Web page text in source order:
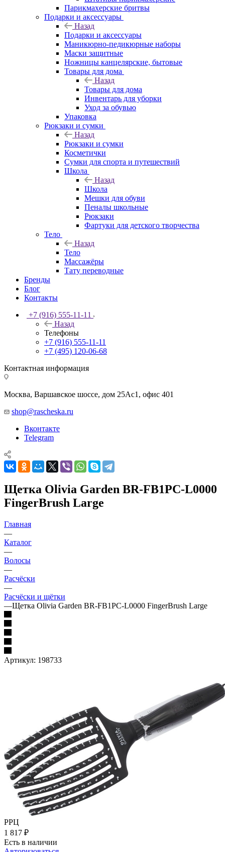
Парикмахерские бритвы
Подарки и аксессуары
Назад
Подарки и аксессуары
Маникюрно-педикюрные наборы
Маски защитные
Ножницы канцелярские, бытовые
Товары для дома
Назад
Товары для дома
Инвентарь для уборки
Уход за обувью
Упаковка
Рюкзаки и сумки
Назад
Рюкзаки и сумки
Косметички
Сумки для спорта и путешествий
Школа
Назад
Школа
Мешки для обуви
Пеналы школьные
Рюкзаки
Фартуки для детского творчества
Тело
Назад
Тело
Массажёры
Тату переводные
Бренды
Блог
Контакты
+7 (916) 555-11-11
Назад
Телефоны
+7 (916) 555-11-11
+7 (495) 120-06-68
Контактная информация
Москва, Варшавское шоссе, дом 25Аc1, офис 401
shop@rascheska.ru
Вконтакте
Telegram
Щетка Olivia Garden BR-FB1PC-L0000
FingerBrush Large
Главная
—
Каталог
—
Волосы
—
Расчёски
—
Расчёски и щётки
—Щетка Olivia Garden BR-FB1PC-L0000 FingerBrush Large
Артикул: 198733
РРЦ
1 817 ₽
Есть в наличии